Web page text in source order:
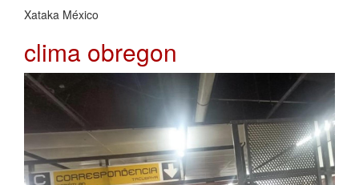
Xataka México
clima obregon